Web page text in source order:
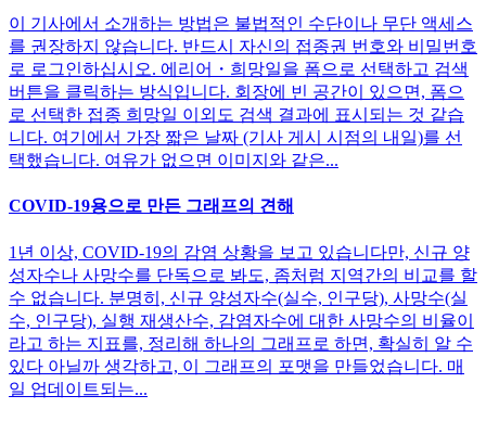
이 기사에서 소개하는 방법은 불법적인 수단이나 무단 액세스
를 권장하지 않습니다. 반드시 자신의 접종권 번호와 비밀번호
로 로그인하십시오. 에리어・희망일을 폼으로 선택하고 검색
버튼을 클릭하는 방식입니다. 회장에 빈 공간이 있으면, 폼으
로 선택한 접종 희망일 이외도 검색 결과에 표시되는 것 같습
니다. 여기에서 가장 짧은 날짜 (기사 게시 시점의 내일)를 선
택했습니다. 여유가 없으면 이미지와 같은...
COVID-19용으로 만든 그래프의 견해
1년 이상, COVID-19의 감염 상황을 보고 있습니다만, 신규 양
성자수나 사망수를 단독으로 봐도, 좀처럼 지역간의 비교를 할
수 없습니다. 분명히, 신규 양성자수(실수, 인구당), 사망수(실
수, 인구당), 실행 재생산수, 감염자수에 대한 사망수의 비율이
라고 하는 지표를, 정리해 하나의 그래프로 하면, 확실히 알 수
있다 아닐까 생각하고, 이 그래프의 포맷을 만들었습니다. 매
일 업데이트되는...